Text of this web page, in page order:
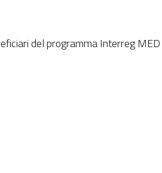
del programma Interreg